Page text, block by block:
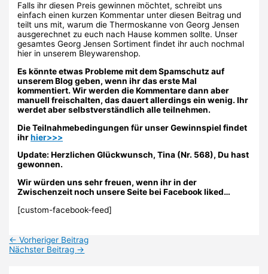
Falls ihr diesen Preis gewinnen möchtet, schreibt uns
einfach einen kurzen Kommentar unter diesen Beitrag und
teilt uns mit, warum die Thermoskanne von Georg Jensen
ausgerechnet zu euch nach Hause kommen sollte. Unser
gesamtes Georg Jensen Sortiment findet ihr auch nochmal
hier in unserem Bleywarenshop.
Es könnte etwas Probleme mit dem Spamschutz auf
unserem Blog geben, wenn ihr das erste Mal
kommentiert. Wir werden die Kommentare dann aber
manuell freischalten, das dauert allerdings ein wenig. Ihr
werdet aber selbstverständlich alle teilnehmen.
Die Teilnahmebedingungen für unser Gewinnspiel findet
ihrhier>>>
Update: Herzlichen Glückwunsch, Tina (Nr. 568), Du hast
gewonnen.
Wir würden uns sehr freuen, wenn ihr in der
Zwischenzeit noch unsere Seite bei Facebook liked…
[custom-facebook-feed]
← Vorheriger Beitrag
Nächster Beitrag →